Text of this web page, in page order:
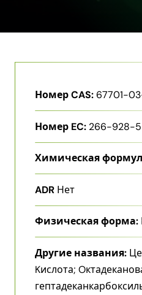
Номер CAS:67701-
Номер EC: 266-928-5
Химическая
ADR Нет
Физическая форма:
Другие названия:
Kислота;